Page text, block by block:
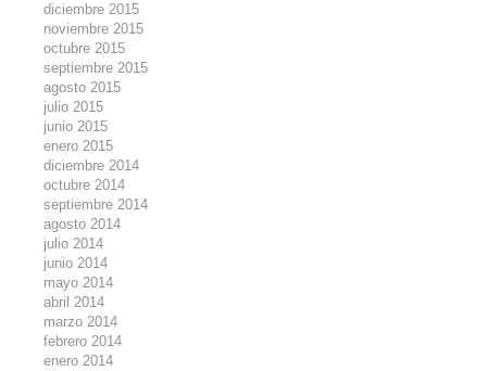
diciembre 2015
noviembre 2015
octubre 2015
septiembre 2015
agosto 2015
julio 2015
junio 2015
enero 2015
diciembre 2014
octubre 2014
septiembre 2014
agosto 2014
julio 2014
junio 2014
mayo 2014
abril 2014
marzo 2014
febrero 2014
enero 2014